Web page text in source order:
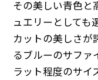
その美しい青色と
ュエリーとしても
カットの美しさが
るブルーのサファ
ラット程度のサイ